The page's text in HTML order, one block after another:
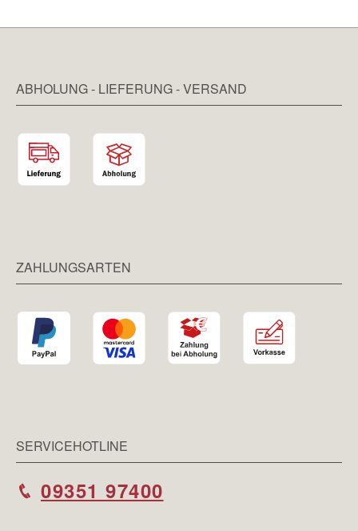
ABHOLUNG - LIEFERUNG - VERSAND
ZAHLUNGSARTEN
SERVICEHOTLINE
09351 97400